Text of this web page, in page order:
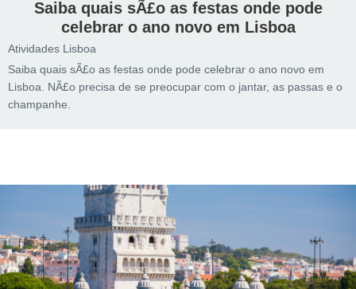
Saiba quais sÃ£o as festas onde pode
celebrar o ano novo em Lisboa
Atividades Lisboa
Saiba quais sÃ£o as festas onde pode celebrar o ano novo em
Lisboa. NÃ£o precisa de se preocupar com o jantar, as passas e o
champanhe.